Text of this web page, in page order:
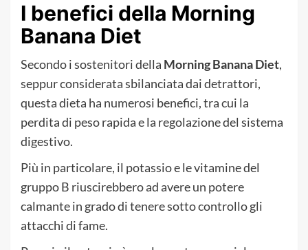
I benefici della Morning
Banana Diet
Secondo i sostenitori della Morning Banana Diet,
seppur considerata sbilanciata dai detrattori,
questa dieta ha numerosi benefici, tra cui la
perdita di peso rapida e la regolazione del sistema
digestivo.
Più in particolare, il potassio e le vitamine del
gruppo B riuscirebbero ad avere un potere
calmante in grado di tenere sotto controllo gli
attacchi di fame.